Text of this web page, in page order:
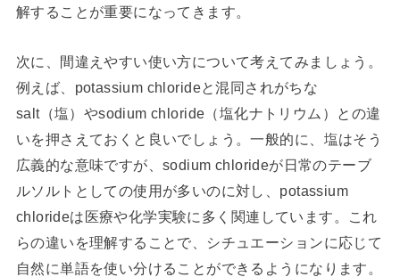
解することが重要になってきます。
次に、間違えやすい使い方について考えてみましょう。
例えば、potassium chlorideと混同されがちな
salt（塩）やsodium chloride（塩化ナトリウム）との違
いを押さえておくと良いでしょう。一般的に、塩はそう
広義的な意味ですが、sodium chlorideが日常のテーブ
ルソルトとしての使用が多いのに対し、potassium
chlorideは医療や化学実験に多く関連しています。これ
らの違いを理解することで、シチュエーションに応じて
自然に単語を使い分けることができるようになります。